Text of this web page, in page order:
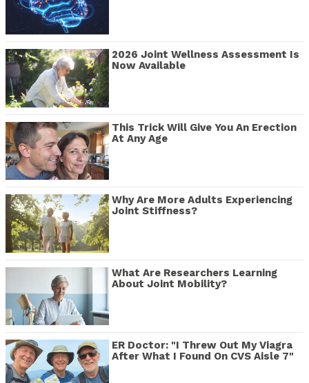
2026 Joint Wellness Assessment Is
Now Available
This Trick Will Give You An Erection
At Any Age
Why Are More Adults Experiencing
Joint Stiffness?
What Are Researchers Learning
About Joint Mobility?
ER Doctor: "I Threw Out My Viagra
After What I Found On CVS Aisle 7"